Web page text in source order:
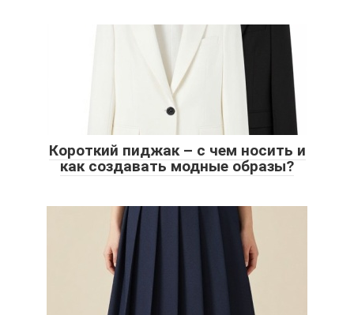
Короткий пиджак – с чем носить и
как создавать модные образы?